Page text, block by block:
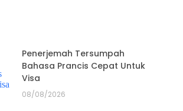
Penerjemah Tersumpah
Bahasa Prancis Cepat Untuk
Visa
08/08/2026